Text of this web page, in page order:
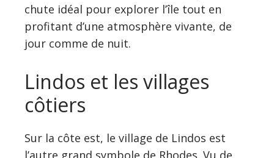
chute idéal pour explorer l’île tout en
profitant d’une atmosphère vivante, de
jour comme de nuit.
Lindos et les villages
côtiers
Sur la côte est, le village de Lindos est
l’autre grand symbole de Rhodes. Vu de